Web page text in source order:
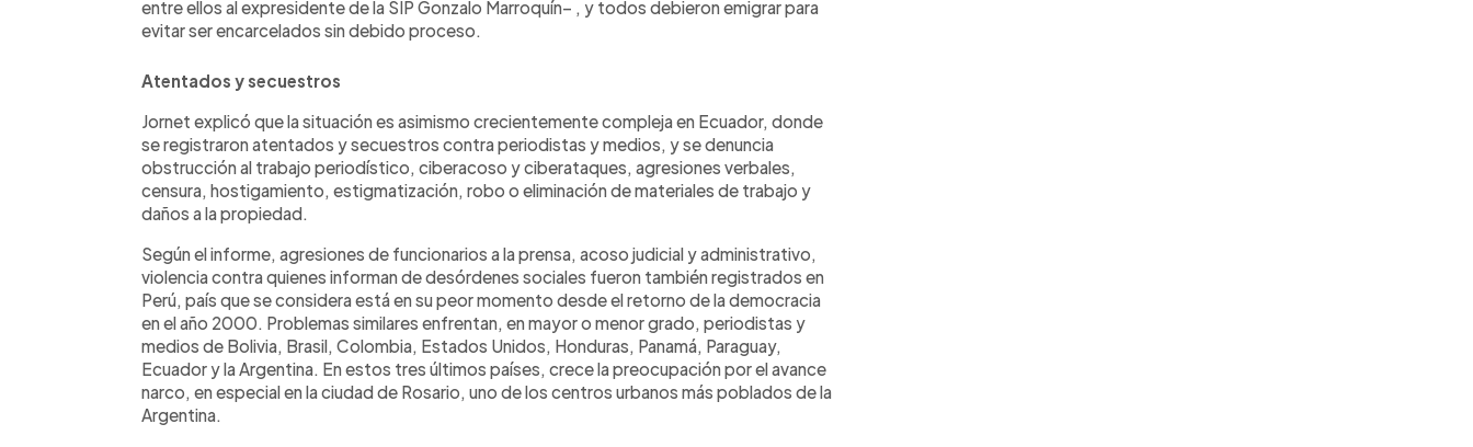
entre ellos al expresidente de la SIP Gonzalo Marroquín– , y todos debieron emigrar para
evitar ser encarcelados sin debido proceso.
Atentados y secuestros
Jornet explicó que la situación es asimismo crecientemente compleja en Ecuador, donde
se registraron atentados y secuestros contra periodistas y medios, y se denuncia
obstrucción al trabajo periodístico, ciberacoso y ciberataques, agresiones verbales,
censura, hostigamiento, estigmatización, robo o eliminación de materiales de trabajo y
daños a la propiedad.
Según el informe, agresiones de funcionarios a la prensa, acoso judicial y administrativo,
violencia contra quienes informan de desórdenes sociales fueron también registrados en
Perú, país que se considera está en su peor momento desde el retorno de la democracia
en el año 2000. Problemas similares enfrentan, en mayor o menor grado, periodistas y
medios de Bolivia, Brasil, Colombia, Estados Unidos, Honduras, Panamá, Paraguay,
Ecuador y la Argentina. En estos tres últimos países, crece la preocupación por el avance
narco, en especial en la ciudad de Rosario, uno de los centros urbanos más poblados de la
Argentina.